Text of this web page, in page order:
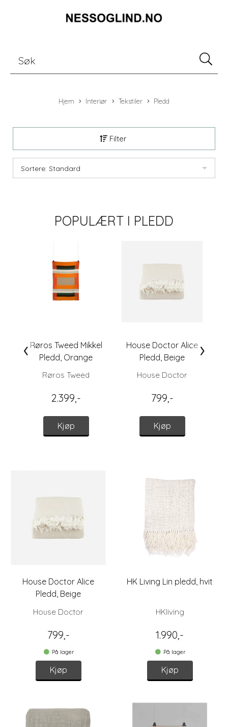
Hjem Interiør Tekstiler Pledd
Filter
Sortere: Standard
POPULÆRT I PLEDD
Røros Tweed Mikkel
Pledd, Orange
Røros Tweed
2.399,-
Kjøp
House Doctor Alice
Pledd, Beige
House Doctor
799,-
Kjøp
‹ ›
House Doctor Alice
Pledd, Beige
House Doctor
799,-
På lager
Kjøp
HK Living Lin pledd, hvit
HKliving
1.990,-
På lager
Kjøp